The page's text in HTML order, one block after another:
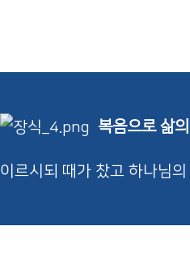
복음으로 삶
이르시되 때가 찼고 하나님